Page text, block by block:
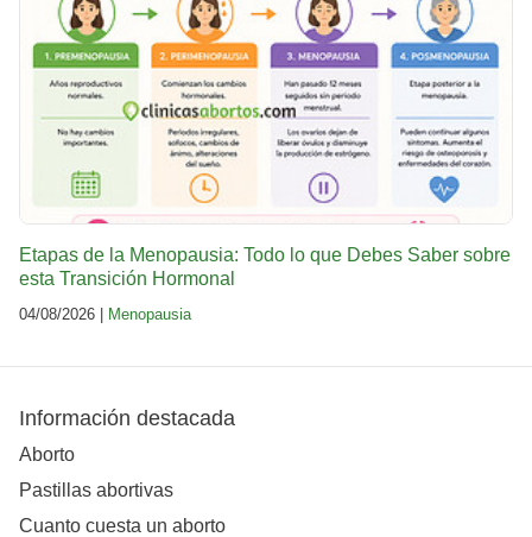
Etapas de la Menopausia: Todo lo que Debes Saber sobre
esta Transición Hormonal
04/08/2026 | Menopausia
Información destacada
Aborto
Pastillas abortivas
Cuanto cuesta un aborto